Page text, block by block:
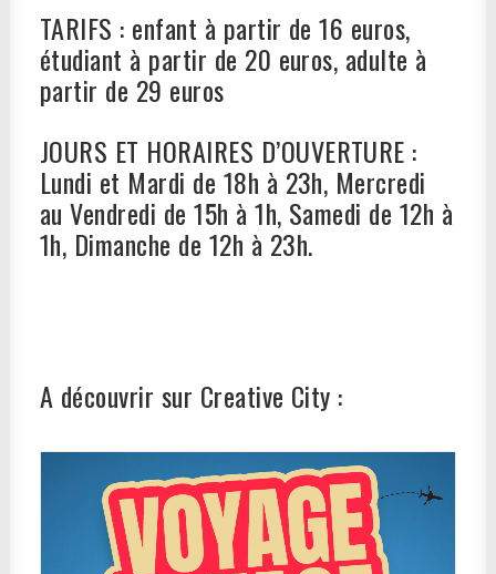
TARIFS : enfant à partir de 16 euros,
étudiant à partir de 20 euros, adulte à
partir de 29 euros
JOURS ET HORAIRES D’OUVERTURE :
Lundi et Mardi de 18h à 23h, Mercredi
au Vendredi de 15h à 1h, Samedi de 12h à
1h, Dimanche de 12h à 23h.
A découvrir sur Creative City :